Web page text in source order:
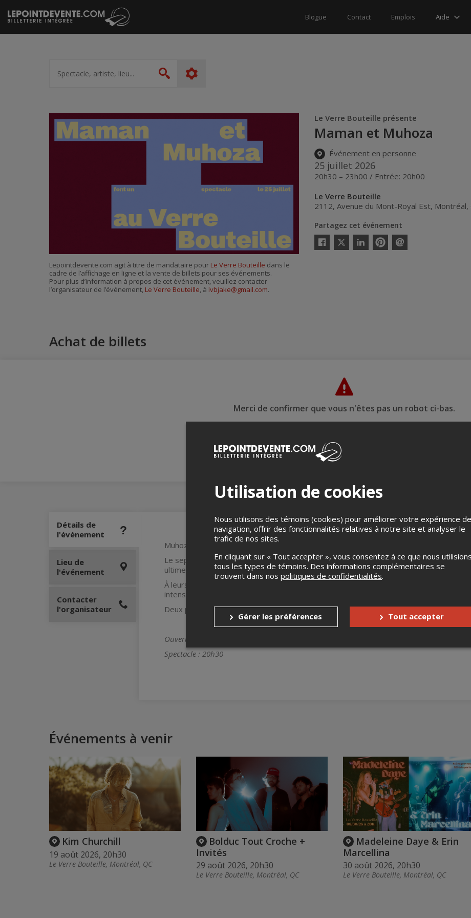
Passer
au
contenu
Blogue Contact Emplois Aide
artiste,
lieu...
Rechercher
Le Verre Bouteille présente
Maman et Muhoza
Événement en personne
25 juillet 2026
20h30 – 23h00 / Entrée: 20h00
Le Verre Bouteille
2112, Avenue du Mont-Royal Est, Montréal,
Partagez cet événement
Facebook
Twitter
LinkedinPinterestEnvoyer
Lepointdevente.com agit à titre de mandataire pour Le Verre Bouteille dans le
cadre de l’affichage en ligne et la vente de billets pour ses événements.
Pour plus d’information à propos de cet événement, veuillez contacter
l’organisateur de l’événement, Le Verre Bouteille, à lvbjake@gmail.com.
Achat de billets
Merci de confirmer que vous n'êtes pas un robot ci-bas.
Détails de
l'événement
Muhoza et Maman débarquent au Verre Bouteille!
Le septet de Québec Maman vous propose un mélange d’afrobeat, de jazz et de
ultime.
À leurs côtés, Muhoza et sa troupe vous offrent une performance éclatée entre rap,
intensité prennent toute la place.
Deux projets qui mettent le collectif, le rythme et le déhanchement de l'avant.
Ouverture des portes : 20h00
Spectacle : 20h30
Lieu de
l'événement
Contacter
l'organisateur
Événements à venir
Kim Churchill
19 août 2026, 20h30
Le Verre Bouteille, Montréal, QC
Bolduc Tout Croche +
Invités
29 août 2026, 20h30
Le Verre Bouteille, Montréal, QC
Madeleine Daye & Erin
Marcellina
30 août 2026, 20h30
Le Verre Bouteille, Montréal, QC
Utilisation de cookies
Nous utilisons des témoins (cookies) pour améliorer votre expérience de
navigation, offrir des fonctionnalités relatives à notre site et analyser le
trafic de nos sites.
En cliquant sur « Tout accepter », vous consentez à ce que nous utilisions
tous les types de témoins. Des informations complémentaires se
trouvent dans nos politiques de confidentialités.
Gérer les préférences Tout accepter